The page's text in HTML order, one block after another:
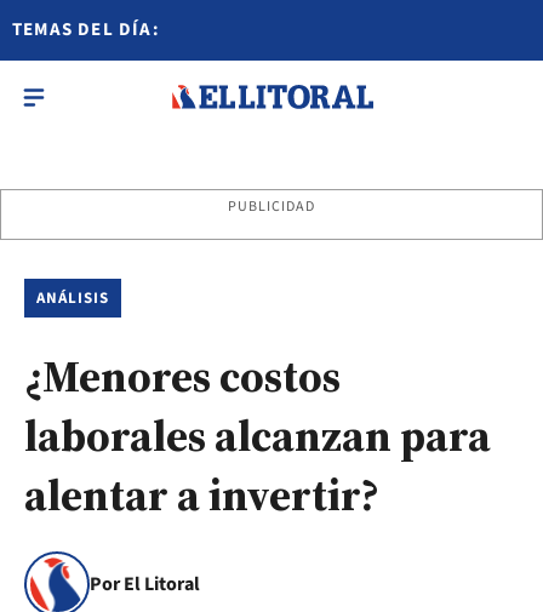
TEMAS DEL DÍA:
PUBLICIDAD
ANÁLISIS
¿Menores costos
laborales alcanzan para
alentar a invertir?
Por El Litoral